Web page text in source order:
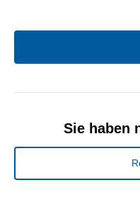
Sie haben